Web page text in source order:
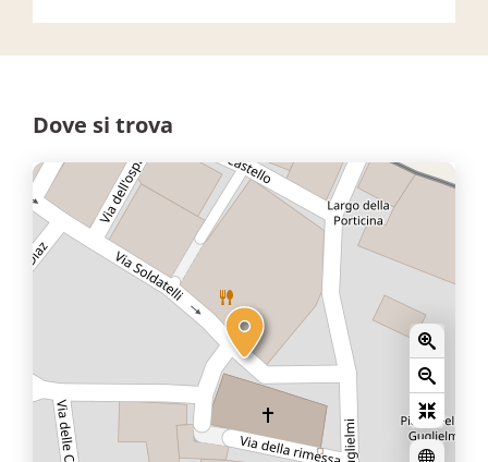
Dove si trova